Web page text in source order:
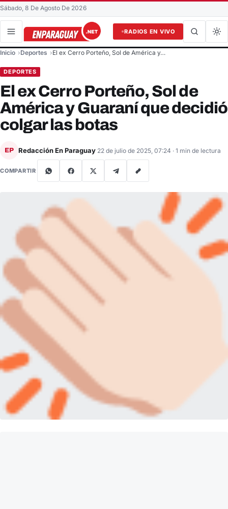
Sábado, 8 De Agosto De 2026
RADIOS EN VIVO
Buscar en el sitio
Inicio Deportes El ex Cerro Porteño, Sol de América y…
DEPORTES
El ex Cerro Porteño, Sol de
América y Guaraní que decidió
colgar las botas
EP Redacción En Paraguay 22 de julio de 2025, 07:24 · 1 min de lectura
COMPARTIR